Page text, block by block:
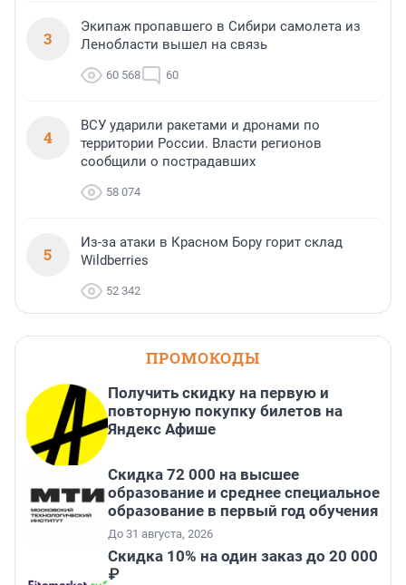
3
Экипаж пропавшего в Сибири самолета из
Ленобласти вышел на связь
60 568 60
4
ВСУ ударили ракетами и дронами по
территории России. Власти регионов
сообщили о пострадавших
58 074
5
Из-за атаки в Красном Бору горит склад
Wildberries
52 342
ПРОМОКОДЫ
Получить скидку на первую и
повторную покупку билетов на
Яндекс Афише
Скидка 72 000 на высшее
образование и среднее специальное
образование в первый год обучения
До 31 августа, 2026
Скидка 10% на один заказ до 20 000
₽